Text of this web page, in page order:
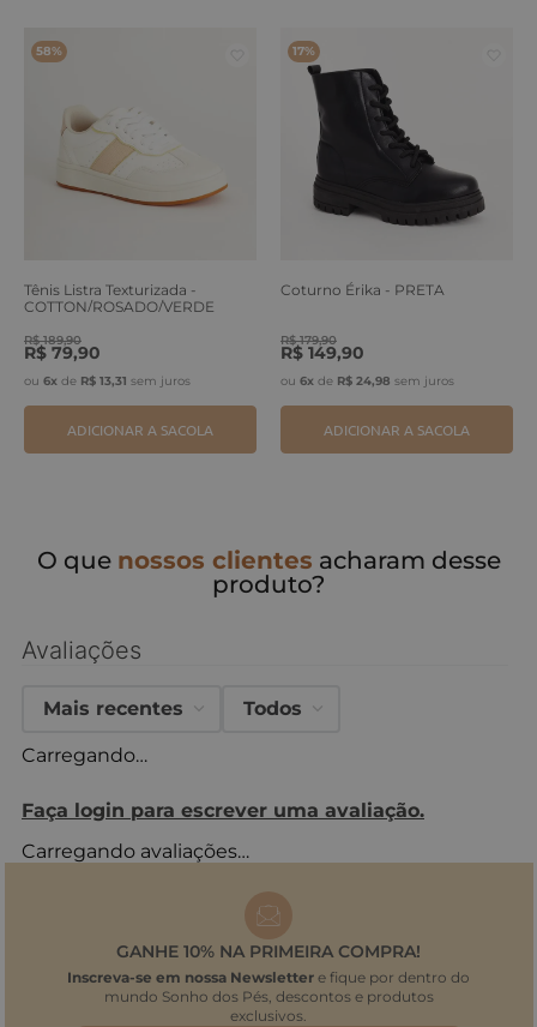
58%
Tênis Listra Texturizada -
COTTON/ROSADO/VERDE
R$ 189,90
R$ 79,90
ou 6x de R$ 13,31 sem juros
ADICIONAR A SACOLA
17%
Coturno Érika - PRETA
R$ 179,90
R$ 149,90
ou 6x de R$ 24,98 sem juros
ADICIONAR A SACOLA
O que nossos clientes acharam desse
produto?
Avaliações
Carregando…
Faça login para escrever uma avaliação.
Mais recentes Todos
Carregando avaliações…
GANHE 10% NA PRIMEIRA COMPRA!
Inscreva-se em nossa Newsletter e fique por dentro do
mundo Sonho dos Pés, descontos e produtos
exclusivos.